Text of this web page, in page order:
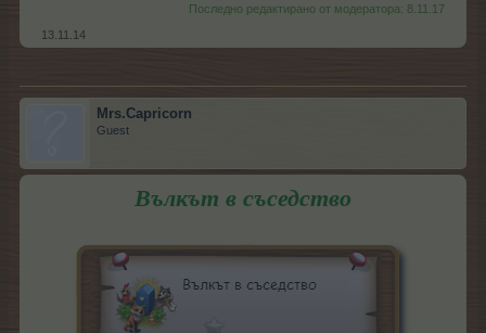
Последно редактирано от модератора: 8.11.17
13.11.14
Mrs.Capricorn
Guest
Вълкът в съседство